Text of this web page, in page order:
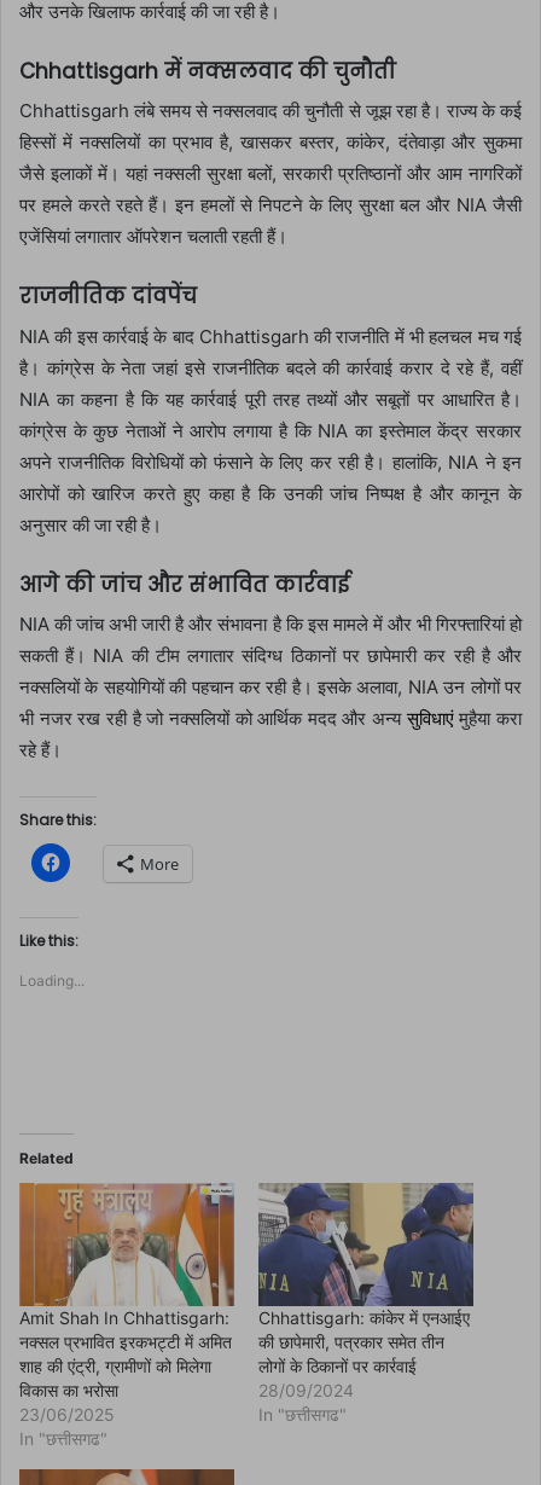
और उनके खिलाफ कार्रवाई की जा रही है।
Chhattisgarh में नक्सलवाद की चुनौती
Chhattisgarh लंबे समय से नक्सलवाद की चुनौती से जूझ रहा है। राज्य के कई
हिस्सों में नक्सलियों का प्रभाव है, खासकर बस्तर, कांकेर, दंतेवाड़ा और सुकमा
जैसे इलाकों में। यहां नक्सली सुरक्षा बलों, सरकारी प्रतिष्ठानों और आम नागरिकों
पर हमले करते रहते हैं। इन हमलों से निपटने के लिए सुरक्षा बल और NIA जैसी
एजेंसियां लगातार ऑपरेशन चलाती रहती हैं।
राजनीतिक दांवपेंच
NIA की इस कार्रवाई के बाद Chhattisgarh की राजनीति में भी हलचल मच गई
है। कांग्रेस के नेता जहां इसे राजनीतिक बदले की कार्रवाई करार दे रहे हैं, वहीं
NIA का कहना है कि यह कार्रवाई पूरी तरह तथ्यों और सबूतों पर आधारित है।
कांग्रेस के कुछ नेताओं ने आरोप लगाया है कि NIA का इस्तेमाल केंद्र सरकार
अपने राजनीतिक विरोधियों को फंसाने के लिए कर रही है। हालांकि, NIA ने इन
आरोपों को खारिज करते हुए कहा है कि उनकी जांच निष्पक्ष है और कानून के
अनुसार की जा रही है।
आगे की जांच और संभावित कार्रवाई
NIA की जांच अभी जारी है और संभावना है कि इस मामले में और भी गिरफ्तारियां हो
सकती हैं। NIA की टीम लगातार संदिग्ध ठिकानों पर छापेमारी कर रही है और
नक्सलियों के सहयोगियों की पहचान कर रही है। इसके अलावा, NIA उन लोगों पर
भी नजर रख रही है जो नक्सलियों को आर्थिक मदद और अन्यसुविधाएंमुहैया करा
रहे हैं।
Share this:
C
l
k
t
o
h
b
o
k
(
O
p
e
n
s
i
n
n
e
w
w
i
n
d
o
)
More
Like this:
Loading...
Related
Amit Shah In Chhattisgarh:
नक्सल प्रभावित इरकभट्टी में अमित
शाह की एंट्री, ग्रामीणों को मिलेगा
विकास का भरोसा
23/06/2025
In "छत्तीसगढ"
Chhattisgarh: कांकेर में एनआईए
की छापेमारी, पत्रकार समेत तीन
लोगों के ठिकानों पर कार्रवाई
28/09/2024
In "छत्तीसगढ"